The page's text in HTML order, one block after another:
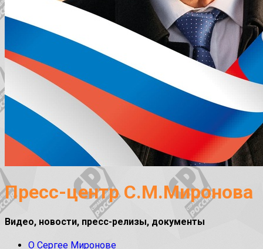
Пресс-центр С.М.Миронова
Видео, новости, пресс-релизы, документы
О Сергее Миронове